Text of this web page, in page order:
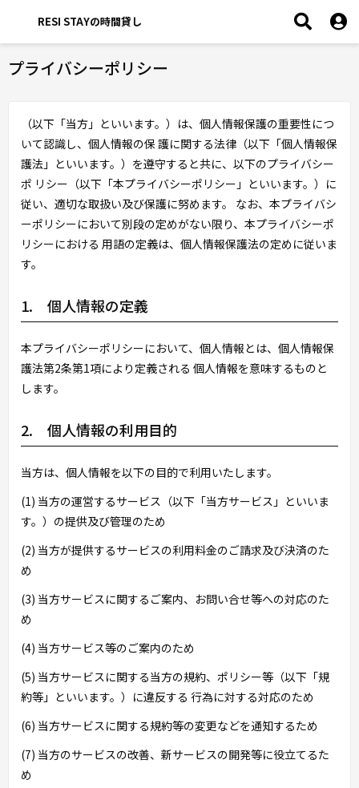
RESI STAYの時間貸し
プライバシーポリシー
（以下「当方」といいます。）は、個人情報保護の重要性につ
いて認識し、個人情報の保 護に関する法律（以下「個人情報保
護法」といいます。）を遵守すると共に、以下のプライバシー
ポ リシー（以下「本プライバシーポリシー」といいます。）に
従い、適切な取扱い及び保護に努めます。 なお、本プライバシ
ーポリシーにおいて別段の定めがない限り、本プライバシーポ
リシーにおける 用語の定義は、個人情報保護法の定めに従いま
す。
1. 個人情報の定義
本プライバシーポリシーにおいて、個人情報とは、個人情報保
護法第2条第1項により定義される 個人情報を意味するものと
します。
2. 個人情報の利用目的
当方は、個人情報を以下の目的で利用いたします。
(1) 当方の運営するサービス（以下「当方サービス」といいま
す。）の提供及び管理のため
(2) 当方が提供するサービスの利用料金のご請求及び決済のた
め
(3) 当方サービスに関するご案内、お問い合せ等への対応のた
め
(4) 当方サービス等のご案内のため
(5) 当方サービスに関する当方の規約、ポリシー等（以下「規
約等」といいます。）に違反する 行為に対する対応のため
(6) 当方サービスに関する規約等の変更などを通知するため
(7) 当方のサービスの改善、新サービスの開発等に役立てるた
め